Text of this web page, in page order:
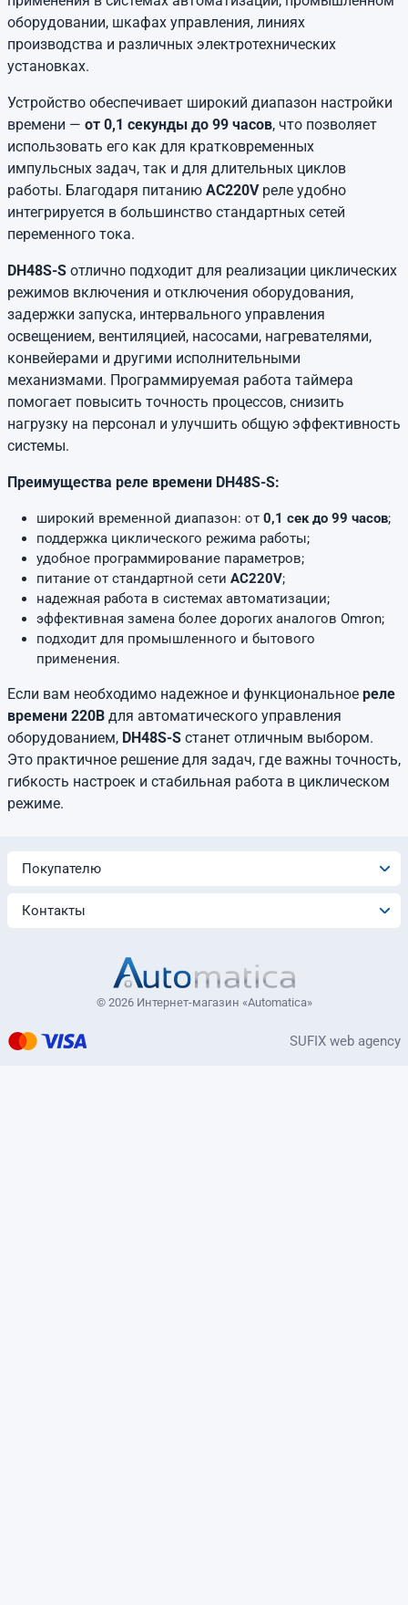
оборудовании, шкафах управления, линиях
производства и различных электротехнических
установках.
Устройство обеспечивает широкий диапазон настройки
времени — от 0,1 секунды до 99 часов, что позволяет
использовать его как для кратковременных
импульсных задач, так и для длительных циклов
работы. Благодаря питанию AC220Vреле удобно
интегрируется в большинство стандартных сетей
переменного тока.
DH48S-S отлично подходит для реализации циклических
режимов включения и отключения оборудования,
задержки запуска, интервального управления
освещением, вентиляцией, насосами, нагревателями,
конвейерами и другими исполнительными
механизмами. Программируемая работа таймера
помогает повысить точность процессов, снизить
нагрузку на персонал и улучшить общую эффективность
системы.
Преимущества реле времени DH48S-S:
широкий временной диапазон: от 0,1 сек до 99 часов;
поддержка циклического режима работы;
удобное программирование параметров;
питание от стандартной сети AC220V;
надежная работа в системах автоматизации;
эффективная замена более дорогих аналогов Omron;
подходит для промышленного и бытового
применения.
Если вам необходимо надежное и функциональное реле
времени 220В для автоматического управления
оборудованием, DH48S-S станет отличным выбором.
Это практичное решение для задач, где важны точность,
гибкость настроек и стабильная работа в циклическом
режиме.
Покупателю
Контакты
© 2026 Интернет-магазин «Automatica»
SUFIX web agency